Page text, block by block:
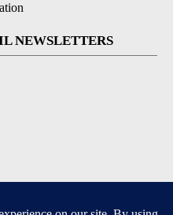
NEWSLETTERS